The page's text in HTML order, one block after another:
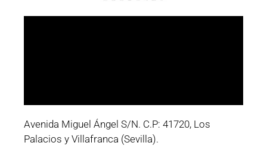
Avenida Miguel Ángel S/N. C.P: 41720, Los
Palacios y Villafranca (Sevilla).